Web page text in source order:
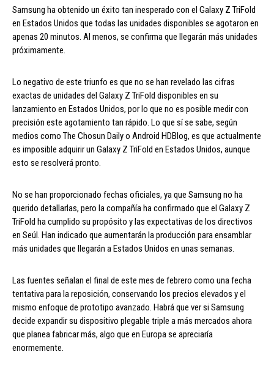
Samsung ha obtenido un éxito tan inesperado con el Galaxy Z TriFold
en Estados Unidos que todas las unidades disponibles se agotaron en
apenas 20 minutos. Al menos, se confirma que llegarán más unidades
próximamente.
Lo negativo de este triunfo es que no se han revelado las cifras
exactas de unidades del Galaxy Z TriFold disponibles en su
lanzamiento en Estados Unidos, por lo que no es posible medir con
precisión este agotamiento tan rápido. Lo que sí se sabe, según
medios como The Chosun Daily o Android HDBlog, es que actualmente
es imposible adquirir un Galaxy Z TriFold en Estados Unidos, aunque
esto se resolverá pronto.
No se han proporcionado fechas oficiales, ya que Samsung no ha
querido detallarlas, pero la compañía ha confirmado que el Galaxy Z
TriFold ha cumplido su propósito y las expectativas de los directivos
en Seúl. Han indicado que aumentarán la producción para ensamblar
más unidades que llegarán a Estados Unidos en unas semanas.
Las fuentes señalan el final de este mes de febrero como una fecha
tentativa para la reposición, conservando los precios elevados y el
mismo enfoque de prototipo avanzado. Habrá que ver si Samsung
decide expandir su dispositivo plegable triple a más mercados ahora
que planea fabricar más, algo que en Europa se apreciaría
enormemente.